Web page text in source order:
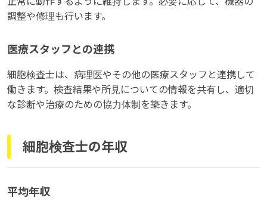
調整や修理も行います。
医療スタッフとの連携
細胞検査士は、病理医やその他の医療スタッフと連携して
働きます。検査結果や所見についての情報を共有し、適切
な診断や治療のための協力体制を築きます。
細胞検査士の年収
平均年収